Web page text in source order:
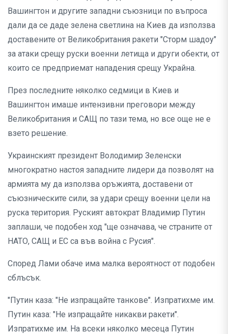
Вашингтон и другите западни съюзници по въпроса
дали да се даде зелена светлина на Киев да използва
доставените от Великобритания ракети "Сторм шадоу"
за атаки срещу руски военни летища и други обекти, от
които се предприемат нападения срещу Украйна.
През последните няколко седмици в Киев и
Вашингтон имаше интензивни преговори между
Великобритания и САЩ по тази тема, но все още не е
взето решение.
Украинският президент Володимир Зеленски
многократно настоя западните лидери да позволят на
армията му да използва оръжията, доставени от
съюзническите сили, за удари срещу военни цели на
руска територия. Руският автократ Владимир Путин
заплаши, че подобен ход "ще означава, че страните от
НАТО, САЩ и ЕС са във война с Русия".
Според Лами обаче има малка вероятност от подобен
сблъсък.
"Путин каза: "Не изпращайте танкове". Изпратихме им.
Путин каза: "Не изпращайте никакви ракети".
Изпратихме им. На всеки няколко месеца Путин